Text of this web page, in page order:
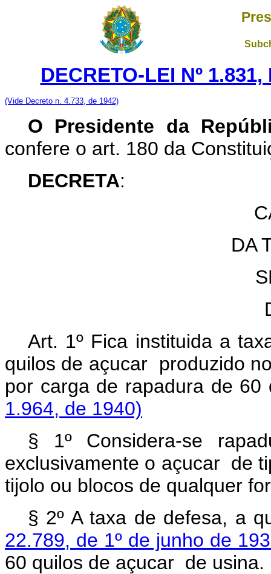
DECRETO-LEI Nº
(Vide Decreto n. 4.733, de 1942)
O Presidente da
confere o art. 180 da
DECRETA:
DA
Art. 1º Fica instituida a
quilos de açucar produzido
por carga de rapadura
1.964, de 1940)
§ 1º Considera-se
exclusivamente o açucar de
tijolo ou blocos de qualquer
§ 2º A taxa de defesa, a
22.789, de 1º de junho de
60 quilos de açucar de usina.